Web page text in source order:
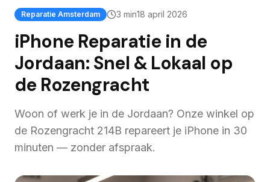
Reparatie Amsterdam 3 min18 april 2026
iPhone Reparatie in de
Jordaan: Snel & Lokaal op
de Rozengracht
Woon of werk je in de Jordaan? Onze winkel op
de Rozengracht 214B repareert je iPhone in 30
minuten — zonder afspraak.